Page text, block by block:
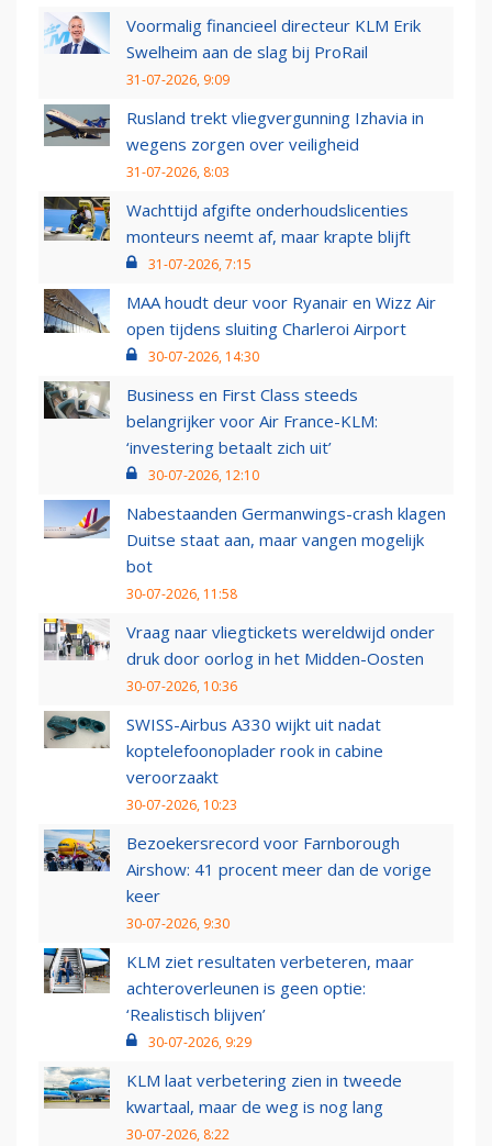
Voormalig financieel directeur KLM Erik
Swelheim aan de slag bij ProRail
31-07-2026, 9:09
Rusland trekt vliegvergunning Izhavia in
wegens zorgen over veiligheid
31-07-2026, 8:03
Wachttijd afgifte onderhoudslicenties
monteurs neemt af, maar krapte blijft
31-07-2026, 7:15
MAA houdt deur voor Ryanair en Wizz Air
open tijdens sluiting Charleroi Airport
30-07-2026, 14:30
Business en First Class steeds
belangrijker voor Air France-KLM:
‘investering betaalt zich uit’
30-07-2026, 12:10
Nabestaanden Germanwings-crash klagen
Duitse staat aan, maar vangen mogelijk
bot
30-07-2026, 11:58
Vraag naar vliegtickets wereldwijd onder
druk door oorlog in het Midden-Oosten
30-07-2026, 10:36
SWISS-Airbus A330 wijkt uit nadat
koptelefoonoplader rook in cabine
veroorzaakt
30-07-2026, 10:23
Bezoekersrecord voor Farnborough
Airshow: 41 procent meer dan de vorige
keer
30-07-2026, 9:30
KLM ziet resultaten verbeteren, maar
achteroverleunen is geen optie:
‘Realistisch blijven’
30-07-2026, 9:29
KLM laat verbetering zien in tweede
kwartaal, maar de weg is nog lang
30-07-2026, 8:22